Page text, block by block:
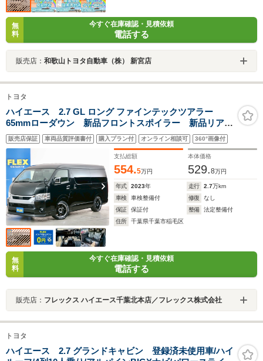
無
料
今すぐ在庫確認・見積依頼
電話する
販売店： 和歌山トヨタ自動車（株） 新宮店
トヨタ
ハイエース 2.7 GL ロング ファインテックツアラー
65mmローダウン 新品フロントスポイラー 新品リアス
ポイラー 新品オーバーフェンダー 新品バッドフェイ
スボンネット 新品18インチAW 新品シートカバー 純
正メモリーナビ HDMI接続 前後ドラレコ
販売店保証 車両品質評価書付 購入プラン付 オンライン相談可 360°画像付
支払総額
554.5万円
本体価格
529.8万円
年式 2023年 走行 2.7万km
車検
車検整備付 修復
なし
保証
保証付 整備
法定整備付
住所
千葉県千葉市稲毛区
無
料
今すぐ在庫確認・見積依頼
電話する
販売店： フレックス ハイエース千葉北本店／フレックス株式会社
トヨタ
ハイエース 2.7 グランドキャビン 登録済未使用車/ハイ